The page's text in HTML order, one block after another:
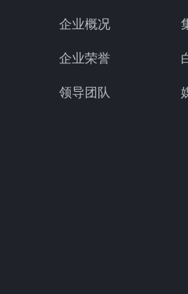
企业概况
企业荣誉
领导团队